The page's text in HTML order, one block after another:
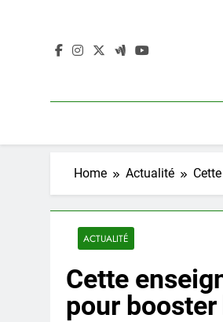
Home Actualité
ACTUALITÉ
Cette
pour